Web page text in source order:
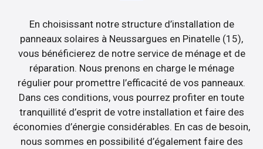
En choisissant notre structure d’installation de
panneaux solaires à Neussargues en Pinatelle (15),
vous bénéficierez de notre service de ménage et de
réparation. Nous prenons en charge le ménage
régulier pour promettre l’efficacité de vos panneaux.
Dans ces conditions, vous pourrez profiter en toute
tranquillité d’esprit de votre installation et faire des
économies d’énergie considérables. En cas de besoin,
nous sommes en possibilité d’également faire des